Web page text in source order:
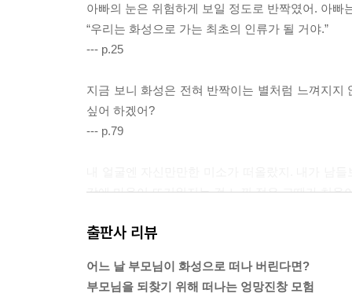
아빠의 눈은 위험하게 보일 정도로 반짝였어. 아
“우리는 화성으로 가는 최초의 인류가 될 거야.”
--- p.25
지금 보니 화성은 전혀 반짝이는 별처럼 느껴지
싶어 하겠어?
--- p.79
감에 마음이 뜨거워지는 걸 느낀 적은 그때가 처음
서 종종 그 사실을 잊어버리는 것 같아.
출판사 리뷰
어느 날 부모님이 화성으로 떠나 버린다면?
부모님을 되찾기 위해 떠나는 엉망진창 모험